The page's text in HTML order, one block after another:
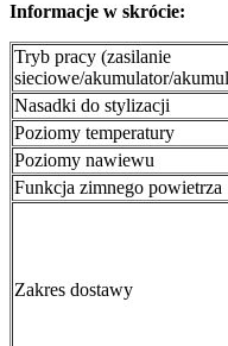
Informacje w skrócie:
Tryb pracy (zasilanie
sieciowe/akumulator/
Nasadki do stylizacji
Poziomy temperatury
Poziomy nawiewu
Funkcja zimnego powietrza
Zakres dostawy